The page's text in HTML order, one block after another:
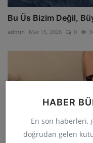
HABER
En son haberleri,
doğrudan gelen
Bu Üs Bizim Değil,
admin Mar 15, 2026 0